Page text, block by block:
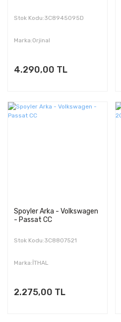
Stok Kodu:3C8945095D
Marka:Orjinal
4.290,00 TL
Spoyler Arka - Volkswagen
- Passat CC
Stok Kodu:3C8807521
Marka:İTHAL
2.275,00 TL